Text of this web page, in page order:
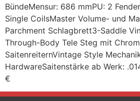
BündeMensur: 686 mmPU: 2
Single CoilsMaster Volume- und
Parchment Schlagbrett3-Saddle
Through-Body Tele Steg mit
SaitenreiternVintage Style
HardwareSaitenstärke ab Werk:
€